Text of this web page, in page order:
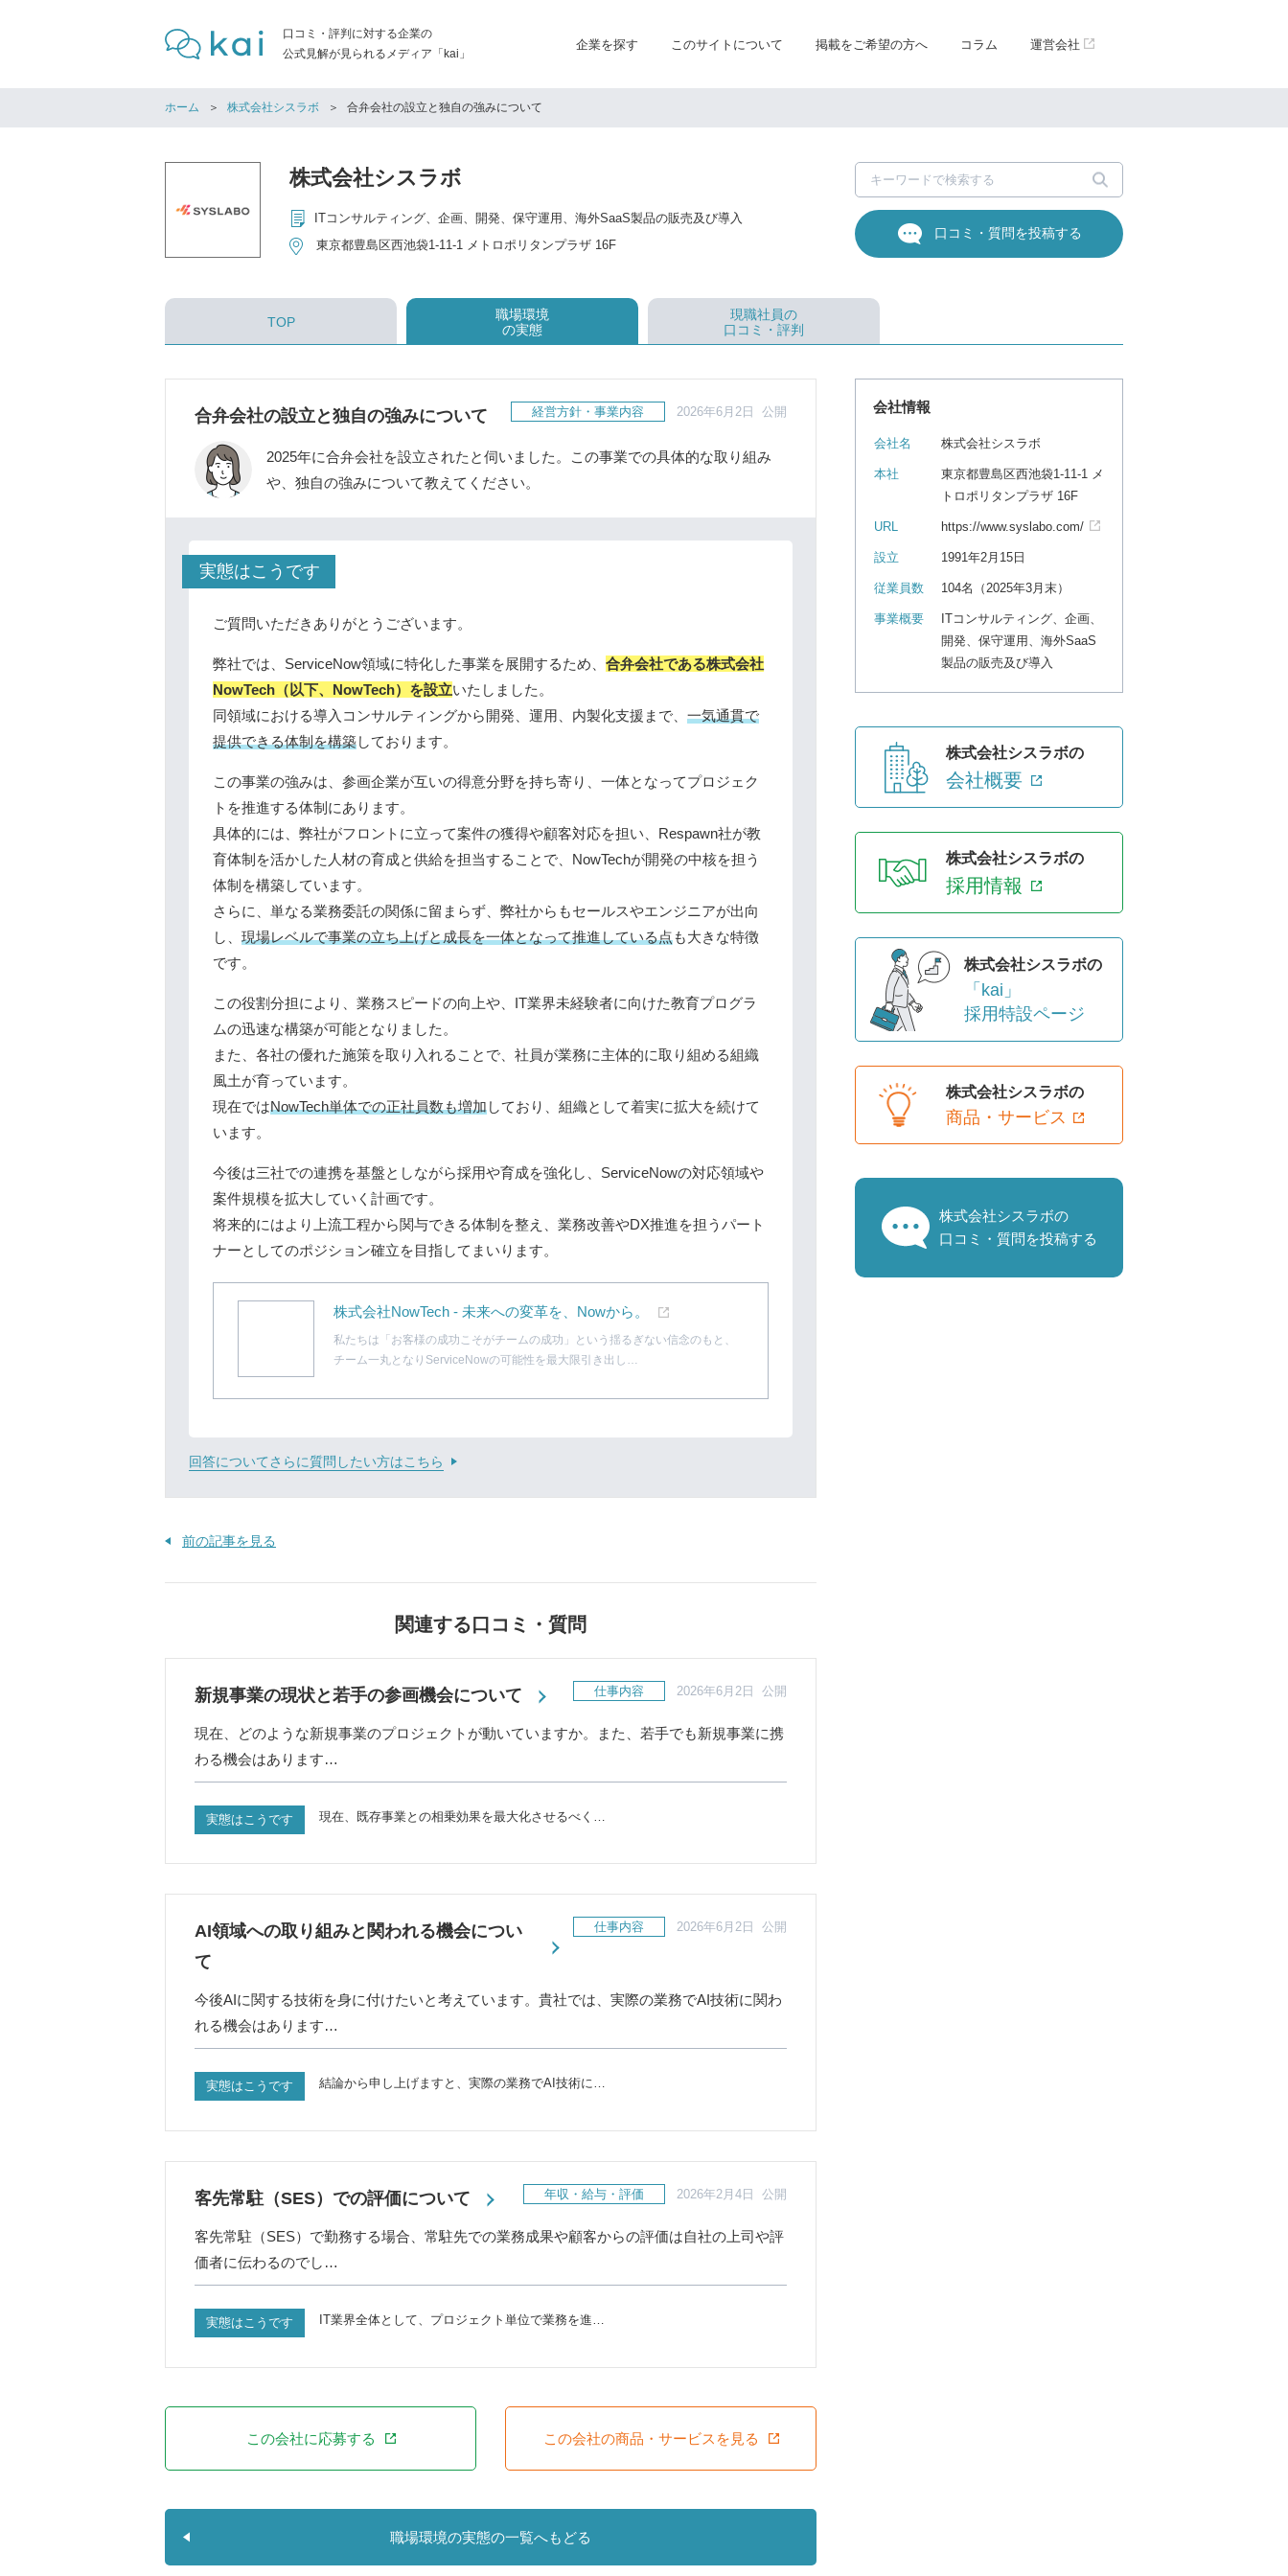
口コミ・評判に対する企業の
公式見解が見られるメディア「kai」
企業を探す このサイトについて 掲載をご希望の方へ コラム 運営会社
ホーム 株式会社シスラボ 合弁会社の設立と独自の強みについて
株式会社シスラボ
ITコンサルティング、企画、開発、保守運用、海外SaaS製品の販売及び導入
東京都豊島区西池袋1-11-1 メトロポリタンプラザ 16F
口コミ・質問を投稿する
TOP
職場環境
の実態
現職社員の
口コミ・評判
合弁会社の設立と独自の強みについて 経営方針・事業内容 2026年6月2日 公開
2025年に合弁会社を設立されたと伺いました。この事業での具体的な取り組み
や、独自の強みについて教えてください。
実態はこうです
ご質問いただきありがとうございます。
弊社では、ServiceNow領域に特化した事業を展開するため、 合弁会社である株式会社
NowTech（以下、NowTech）を設立いたしました。
同領域における導入コンサルティングから開発、運用、内製化支援まで、 一気通貫で
提供できる体制を構築しております。
この事業の強みは、参画企業が互いの得意分野を持ち寄り、一体となってプロジェク
トを推進する体制にあります。
具体的には、弊社がフロントに立って案件の獲得や顧客対応を担い、Respawn社が教
育体制を活かした人材の育成と供給を担当することで、NowTechが開発の中核を担う
体制を構築しています。
さらに、単なる業務委託の関係に留まらず、弊社からもセールスやエンジニアが出向
し、 現場レベルで事業の立ち上げと成長を一体となって推進している点も大きな特徴
です。
この役割分担により、業務スピードの向上や、IT業界未経験者に向けた教育プログラ
ムの迅速な構築が可能となりました。
また、各社の優れた施策を取り入れることで、社員が業務に主体的に取り組める組織
風土が育っています。
現在ではNowTech単体での正社員数も増加しており、組織として着実に拡大を続けて
います。
今後は三社での連携を基盤としながら採用や育成を強化し、ServiceNowの対応領域や
案件規模を拡大していく計画です。
将来的にはより上流工程から関与できる体制を整え、業務改善やDX推進を担うパート
ナーとしてのポジション確立を目指してまいります。
株式会社NowTech - 未来への変革を、Nowから。
私たちは「お客様の成功こそがチームの成功」という揺るぎない信念のもと、
チーム一丸となりServiceNowの可能性を最大限引き出し…
回答についてさらに質問したい方はこちら
前の記事を見る
関連する口コミ・質問
新規事業の現状と若手の参画機会について 仕事内容 2026年6月2日 公開
現在、どのような新規事業のプロジェクトが動いていますか。また、若手でも新規事業に携
わる機会はあります…
実態はこうです 現在、既存事業との相乗効果を最大化させるべく…
AI領域への取り組みと関われる機会につい
て
仕事内容 2026年6月2日 公開
今後AIに関する技術を身に付けたいと考えています。貴社では、実際の業務でAI技術に関わ
れる機会はあります…
実態はこうです 結論から申し上げますと、実際の業務でAI技術に…
客先常駐（SES）での評価について 年収・給与・評価 2026年2月4日 公開
客先常駐（SES）で勤務する場合、常駐先での業務成果や顧客からの評価は自社の上司や評
価者に伝わるのでし…
実態はこうです IT業界全体として、プロジェクト単位で業務を進…
この会社に応募する この会社の商品・サービスを見る
職場環境の実態の一覧へもどる
会社情報
会社名 株式会社シスラボ
本社
東京都豊島区西池袋1-11-1 メ
トロポリタンプラザ 16F
URL https://www.syslabo.com/
設立 1991年2月15日
従業員数 104名（2025年3月末）
事業概要
ITコンサルティング、企画、
開発、保守運用、海外SaaS
製品の販売及び導入
株式会社シスラボの
会社概要
株式会社シスラボの
採用情報
株式会社シスラボの
「kai」
採用特設ページ
株式会社シスラボの
商品・サービス
株式会社シスラボの
口コミ・質問を投稿する